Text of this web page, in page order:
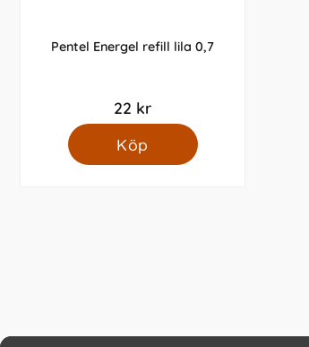
Pentel Energel refill lila 0,7
22 kr
Köp